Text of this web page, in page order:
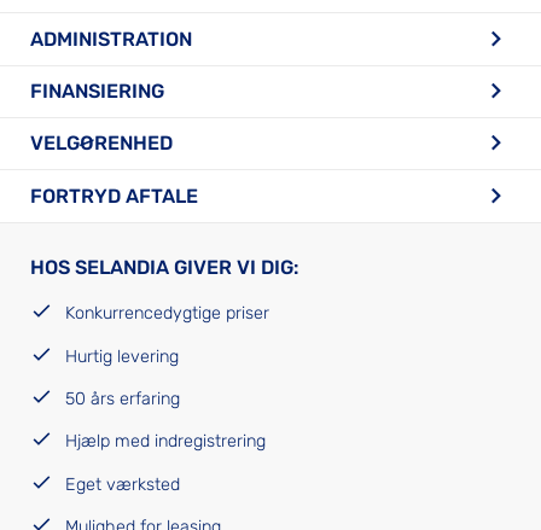
ADMINISTRATION
FINANSIERING
VELGØRENHED
FORTRYD AFTALE
HOS SELANDIA GIVER VI DIG:
Konkurrencedygtige priser
Hurtig levering
50 års erfaring
Hjælp med indregistrering
Eget værksted